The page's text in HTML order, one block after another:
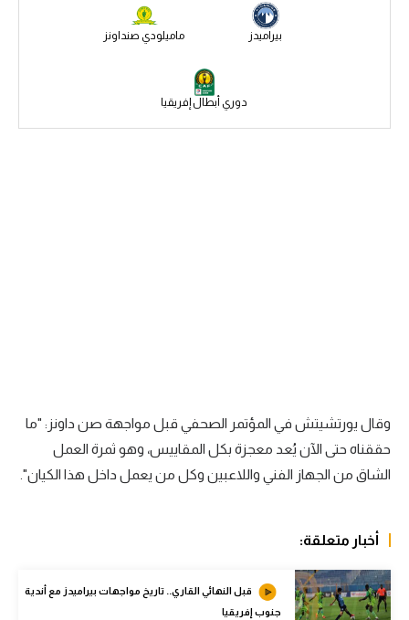
ركن الألعاب
Gamers
ميركاتو
تحقيق في الجول
بيراميدز ماميلودي صنداونز
دوري أبطال إفريقيا
وقال يورتشيتش في المؤتمر الصحفي قبل مواجهة صن داونز: "ما
حققناه حتى الآن يُعد معجزة بكل المقاييس، وهو ثمرة العمل
الشاق من الجهاز الفني واللاعبين وكل من يعمل داخل هذا الكيان".
أخبار متعلقة:
قبل النهائي القاري.. تاريخ مواجهات بيراميدز مع أندية
جنوب إفريقيا